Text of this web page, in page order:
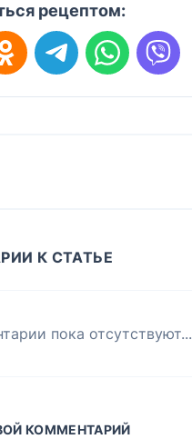
рецептом:
К СТАТЬЕ
пока отсутствуют...
КОММЕНТАРИЙ